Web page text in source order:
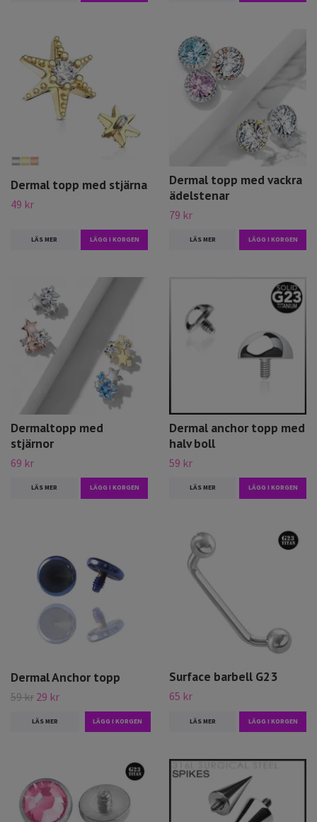
Dermal topp med stjärna
49 kr
LÄS MER LÄGG I KORGEN
Dermal topp med vackra
ädelstenar
79 kr
LÄS MER LÄGG I KORGEN
Dermaltopp med
stjärnor
69 kr
LÄS MER LÄGG I KORGEN
Dermal anchor topp med
halv boll
59 kr
LÄS MER LÄGG I KORGEN
Dermal Anchor topp
59 kr 29 kr
LÄS MER
Surface barbell G23
65 kr
LÄS MER LÄGG I KORGEN